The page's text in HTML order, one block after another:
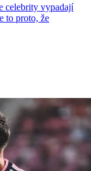
celebrity vypadají
to proto, že